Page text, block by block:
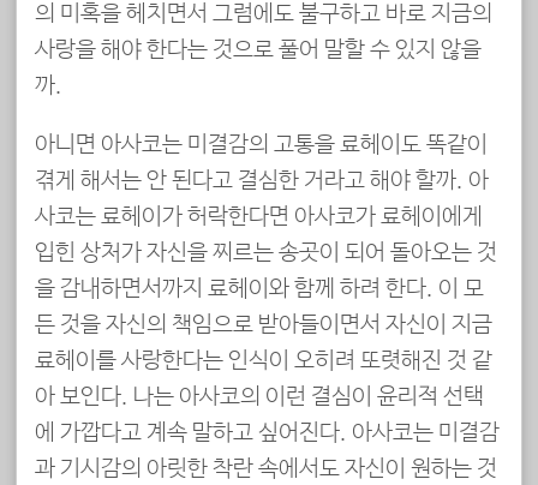
의 미혹을 헤치면서 그럼에도 불구하고 바로 지금의
사랑을 해야 한다는 것으로 풀어 말할 수 있지 않을
까.
아니면 아사코는 미결감의 고통을 료헤이도 똑같이
겪게 해서는 안 된다고 결심한 거라고 해야 할까. 아
사코는 료헤이가 허락한다면 아사코가 료헤이에게
입힌 상처가 자신을 찌르는 송곳이 되어 돌아오는 것
을 감내하면서까지 료헤이와 함께 하려 한다. 이 모
든 것을 자신의 책임으로 받아들이면서 자신이 지금
료헤이를 사랑한다는 인식이 오히려 또렷해진 것 같
아 보인다. 나는 아사코의 이런 결심이 윤리적 선택
에 가깝다고 계속 말하고 싶어진다. 아사코는 미결감
과 기시감의 아릿한 착란 속에서도 자신이 원하는 것